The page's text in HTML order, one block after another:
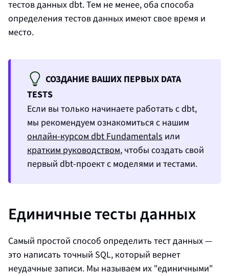
тестов данных dbt. Тем не менее, оба способа
определения тестов данных имеют свое время и
место.
СОЗДАНИЕ ВАШИХ ПЕРВЫХ DATA
TESTS
Если вы только начинаете работать с dbt,
мы рекомендуем ознакомиться с нашим
онлайн-курсом dbt Fundamentals или
кратким руководством, чтобы создать свой
первый dbt‑проект с моделями и тестами.
Единичные тесты данных
Самый простой способ определить тест данных —
это написать точный SQL, который вернет
неудачные записи. Мы называем их "единичными"